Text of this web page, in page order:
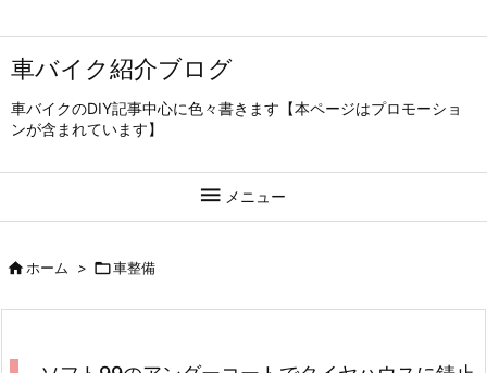
車バイク紹介ブログ
車バイクのDIY記事中心に色々書きます【本ページはプロモーショ
ンが含まれています】
 メニュー
ホーム > 車整備